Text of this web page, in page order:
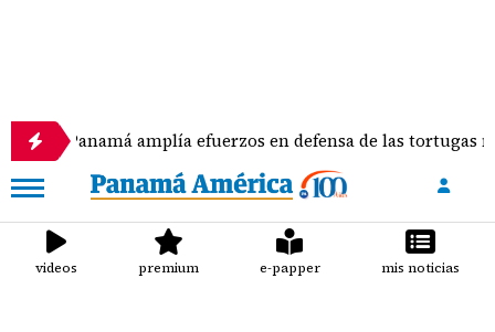
amplía efuerzos en defensa de las tortugas marinas
videos premium e-papper mis noticias